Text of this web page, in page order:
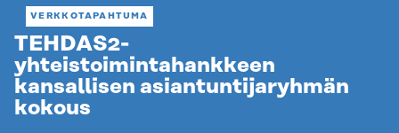
VERKKOTAPAHTUMA
TEHDAS2-
yhteistoimintahankkeen
kansallisen asiantuntijaryhmän
kokous